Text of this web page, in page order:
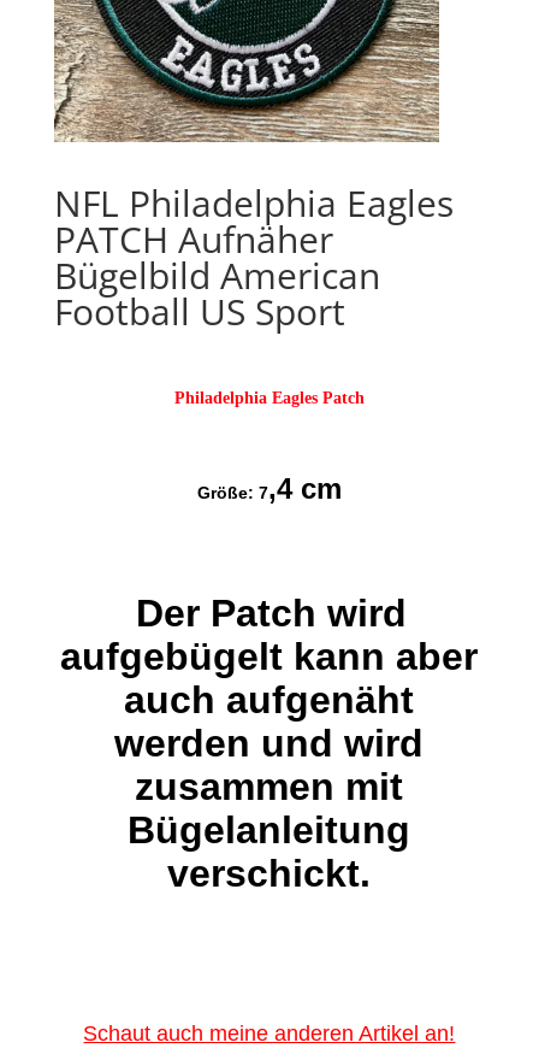
NFL Philadelphia Eagles
PATCH Aufnäher
Bügelbild American
Football US Sport
Philadelphia Eagles Patch
Größe: 7,4 cm
Der Patch wird
aufgebügelt kann aber
auch aufgenäht
werden und wird
zusammen mit
Bügelanleitung
verschickt.
Schaut auch meine anderen Artikel an!